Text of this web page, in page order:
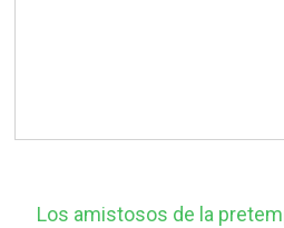
Los amistosos de la